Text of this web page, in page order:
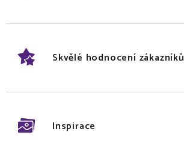
Skvělé hodnocení zákazníků
Inspirace